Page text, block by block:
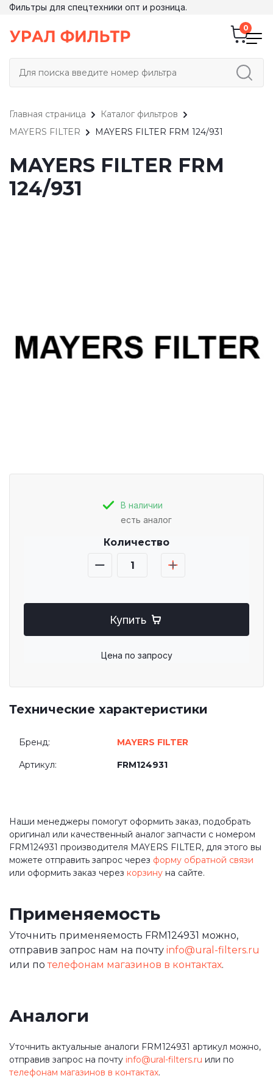
Фильтры для спецтехники опт и розница.
Главная страница
Каталог фильтров
MAYERS FILTER
MAYERS FILTER FRM 124/931
MAYERS FILTER FRM
124/931
В наличии
есть аналог
Количество
Купить
Цена по запросу
Технические характеристики
Бренд: MAYERS FILTER
Артикул: FRM124931
Наши менеджеры помогут оформить заказ, подобрать
оригинал или качественный аналог запчасти с номером
FRM124931 производителя MAYERS FILTER, для этого вы
можете отправить запрос через форму обратной связи
или оформить заказ через корзину на сайте.
Применяемость
Уточнить применяемость FRM124931 можно,
отправив запрос нам на почту info@ural-filters.ru
или потелефонам магазинов в контактах.
Аналоги
Уточнить актуальные аналоги FRM124931 артикул можно,
отправив запрос на почту info@ural-filters.ru или по
телефонам магазинов в контактах.